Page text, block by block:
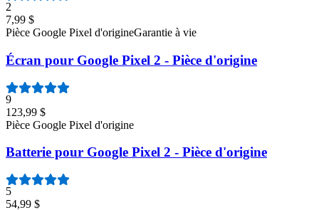
2
7,99 $
Pièce Google Pixel d'origineGarantie à vie
Écran pour Google Pixel 2 - Pièce d'origine
9
123,99 $
Pièce Google Pixel d'origine
Batterie pour Google Pixel 2 - Pièce d'origine
5
54,99 $